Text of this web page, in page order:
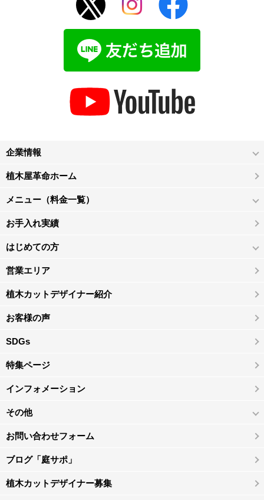
企業情報
植木屋革命ホーム
メニュー（料金一覧）
お手入れ実績
はじめての方
営業エリア
植木カットデザイナー紹介
お客様の声
SDGs
特集ページ
インフォメーション
その他
お問い合わせフォーム
ブログ「庭サポ」
植木カットデザイナー募集